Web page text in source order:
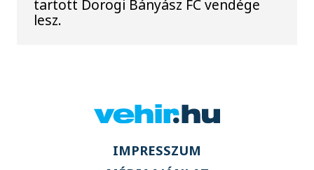
tartott Dorogi Bányász FC vendége
lesz.
IMPRESSZUM